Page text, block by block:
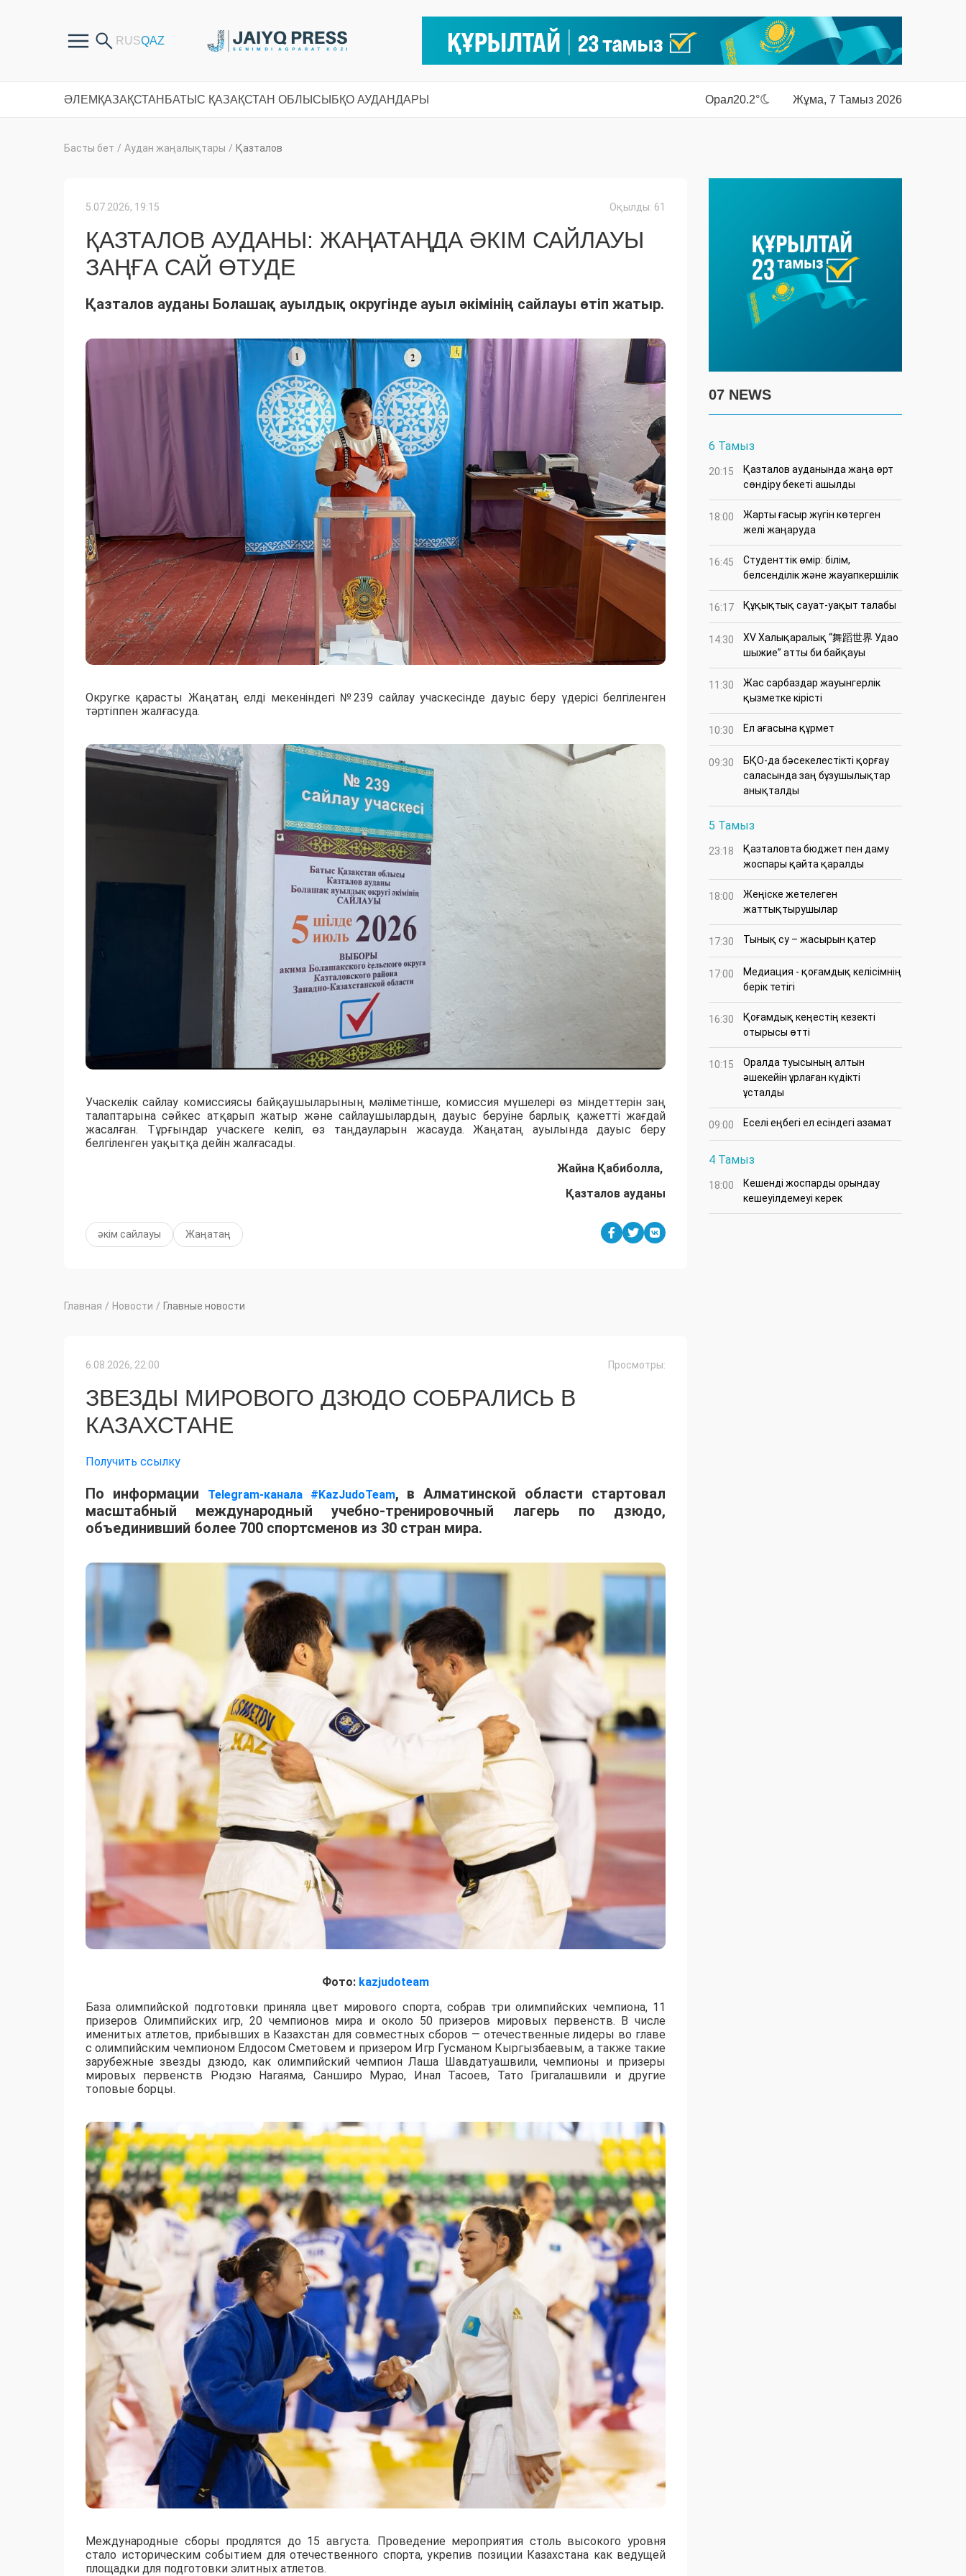
ӘЛЕМ ҚАЗАҚСТАН БАТЫС ҚАЗАҚСТАН ОБЛЫСЫ БҚО АУДАНДАРЫ Орал20.2° Жұма, 7 Тамыз 2026
Басты бет / Аудан жаңалықтары / Қазталов
5.07.2026, 19:15 Оқылды: 61
ҚАЗТАЛОВ АУДАНЫ: ЖАҢАТАҢДА ӘКІМ САЙЛАУЫ
ЗАҢҒА САЙ ӨТУДЕ
Қазталов ауданы Болашақ ауылдық округінде ауыл әкімінің сайлауы өтіп жатыр.
Округке қарасты Жаңатаң елді мекеніндегі №239 сайлау учаскесінде дауыс беру үдерісі белгіленген
тәртіппен жалғасуда.
​Учаскелік сайлау комиссиясы байқаушыларының мәліметінше, комиссия мүшелері өз міндеттерін заң
талаптарына сәйкес атқарып жатыр және сайлаушылардың дауыс беруіне барлық қажетті жағдай
жасалған. Тұрғындар учаскеге келіп, өз таңдауларын жасауда. Жаңатаң ауылында дауыс беру
белгіленген уақытқа дейін жалғасады.
Жайна Қабиболла,
Қазталов ауданы
әкім сайлауы Жаңатаң
Главная / Новости / Главные новости
6.08.2026, 22:00 Просмотры:
ЗВЕЗДЫ МИРОВОГО ДЗЮДО СОБРАЛИСЬ В
КАЗАХСТАНЕ
Получить ссылку
По информации Telegram-канала #KazJudoTeam, в Алматинской области стартовал
масштабный международный учебно-тренировочный лагерь по дзюдо,
объединивший более 700 спортсменов из 30 стран мира.
Фото: kazjudoteam
База олимпийской подготовки приняла цвет мирового спорта, собрав три олимпийских чемпиона, 11
призеров Олимпийских игр, 20 чемпионов мира и около 50 призеров мировых первенств. В числе
именитых атлетов, прибывших в Казахстан для совместных сборов — отечественные лидеры во главе
с олимпийским чемпионом Елдосом Сметовем и призером Игр Гусманом Кыргызбаевым, а также такие
зарубежные звезды дзюдо, как олимпийский чемпион Лаша Шавдатуашвили, чемпионы и призеры
мировых первенств Рюдзю Нагаяма, Санширо Мурао, Инал Тасоев, Тато Григалашвили и другие
топовые борцы.
Международные сборы продлятся до 15 августа. Проведение мероприятия столь высокого уровня
стало историческим событием для отечественного спорта, укрепив позиции Казахстана как ведущей
площадки для подготовки элитных атлетов.
07 NEWS
6 Тамыз
20:15
Қазталов ауданында жаңа өрт
сөндіру бекеті ашылды
18:00
Жарты ғасыр жүгін көтерген
желі жаңаруда
16:45
Студенттік өмір: білім,
белсенділік және жауапкершілік
16:17 Құқықтық сауат-уақыт талабы
14:30
XV Халықаралық “舞蹈世界 Удао
шыжие” атты би байқауы
11:30
Жас сарбаздар жауынгерлік
қызметке кірісті
10:30 Ел ағасына құрмет
09:30
БҚО-да бәсекелестікті қорғау
саласында заң бұзушылықтар
анықталды
5 Тамыз
23:18
Қазталовта бюджет пен даму
жоспары қайта қаралды
18:00
Жеңіске жетелеген
жаттықтырушылар
17:30 Тынық су – жасырын қатер
17:00
Медиация - қоғамдық келісімнің
берік тетігі
16:30
Қоғамдық кеңестің кезекті
отырысы өтті
10:15
Оралда туысының алтын
әшекейін ұрлаған күдікті
ұсталды
09:00 Еселі еңбегі ел есіндегі азамат
4 Тамыз
18:00
Кешенді жоспарды орындау
кешеуілдемеуі керек